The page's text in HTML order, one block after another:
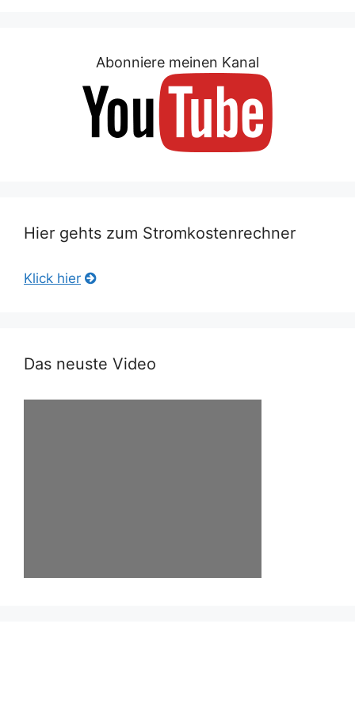
Abonniere meinen Kanal
Hier gehts zum Stromkostenrechner
Klick hier
Das neuste Video